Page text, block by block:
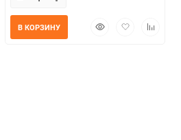
БыстрыйДобавитьДобавить
В КОРЗИНУ